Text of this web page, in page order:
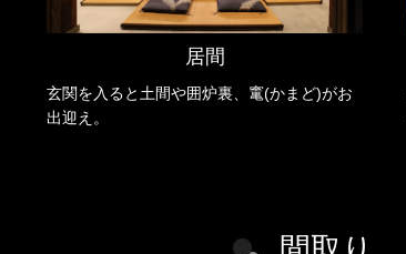
居間
玄関を入ると土間や囲炉裏、竃(かまど)がお
出迎え。